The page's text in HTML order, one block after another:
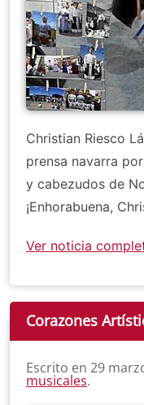
Christian Riesco
prensa navarra
y cabezudos de
¡Enhorabuena,
Ver noticia
Corazones
Escrito en 29
musicales.